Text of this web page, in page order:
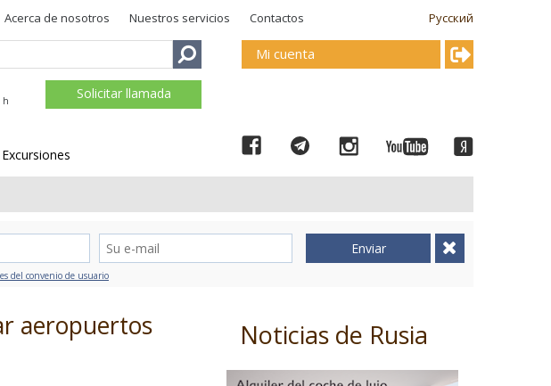
Русский
Acerca de nosotros Nuestros servicios Contactos
h Solicitar llamada
Excursiones
Mi cuenta
Enviar
del convenio de usuario
Noticias de Rusia
aeropuertos